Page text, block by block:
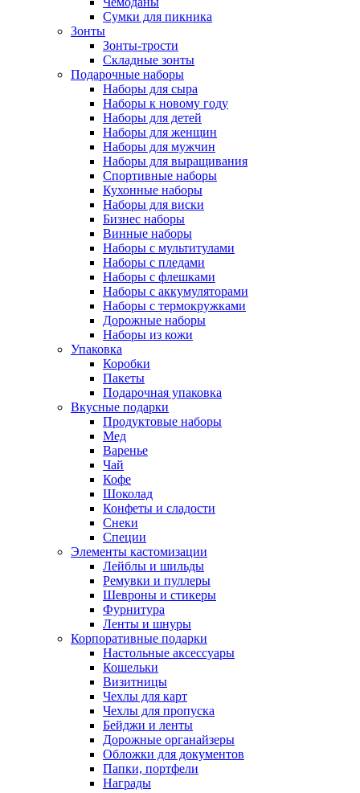
Сумки для пикника
Зонты
Зонты-трости
Складные зонты
Подарочные наборы
Наборы для сыра
Наборы к новому году
Наборы для детей
Наборы для женщин
Наборы для мужчин
Наборы для выращивания
Спортивные наборы
Кухонные наборы
Наборы для виски
Бизнес наборы
Винные наборы
Наборы с мультитулами
Наборы с пледами
Наборы с флешками
Наборы с аккумуляторами
Наборы с термокружками
Дорожные наборы
Наборы из кожи
Упаковка
Коробки
Пакеты
Подарочная упаковка
Вкусные подарки
Продуктовые наборы
Мед
Варенье
Чай
Кофе
Шоколад
Конфеты и сладости
Снеки
Специи
Элементы кастомизации
Лейблы и шильды
Ремувки и пуллеры
Шевроны и стикеры
Фурнитура
Ленты и шнуры
Корпоративные подарки
Настольные аксессуары
Кошельки
Визитницы
Чехлы для карт
Чехлы для пропуска
Бейджи и ленты
Дорожные органайзеры
Обложки для документов
Папки, портфели
Награды